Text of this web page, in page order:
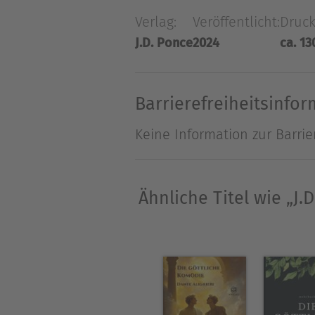
Göttliche Komödie“ bereits
einzelne seiner
Schreiben seit 2010
Verlag:
J.D. Ponce
Veröffentlicht:
2024 ca.
Keine Information zur
Ähnliche Titel wie